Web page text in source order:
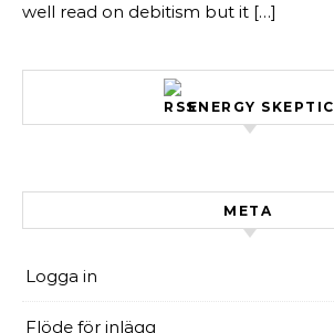
well read on debitism but it […]
ENERGY SKEPTIC
META
Logga in
Flöde för inlägg